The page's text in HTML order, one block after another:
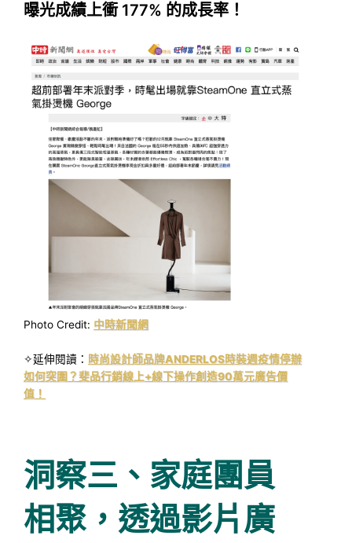
曝光成績上衝 177% 的成長率！
Photo Credit: 中時新聞網
✧延伸閱讀： 時尚設計師品牌ANDERLOS時裝週疫情停辦
如何突圍？斐品行銷線上+線下操作創造90萬元廣告價
值！
洞察三、家庭團員
相聚，透過影片廣